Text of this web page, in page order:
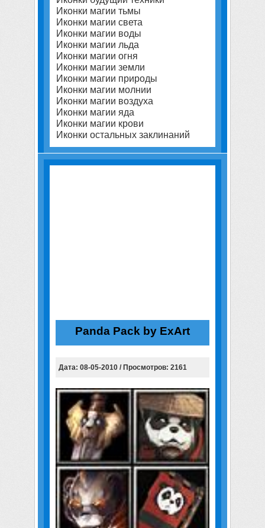
Иконки магии тьмы
Иконки магии света
Иконки магии воды
Иконки магии льда
Иконки магии огня
Иконки магии земли
Иконки магии природы
Иконки магии молнии
Иконки магии воздуха
Иконки магии яда
Иконки магии крови
Иконки остальных заклинаний
Panda Pack by ExArt
Дата: 08-05-2010 / Просмотров: 2161